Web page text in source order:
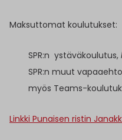
Maksuttomat koulutukset:
SPR:n ystäväkoulutus,
SPR:n muut
myös Teams-
Linkki Punaisen ristin